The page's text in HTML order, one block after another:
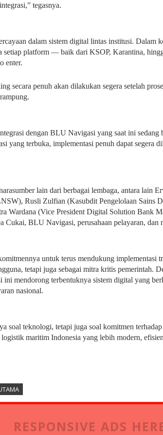
tegasnya.
dalam sistem digital lintas institusi. Dalam
setiap platform — baik dari KSOP, Karantina,
enter.
secara penuh akan dilakukan segera setelah
dengan BLU Navigasi yang saat ini sedang
yang terbuka, implementasi penuh dapat segera
lain dari berbagai lembaga, antara lain
Rusli Zulfian (Kasubdit Pengelolaan Sains
Wardana (Vice President Digital Solution Bank
BLU Navigasi, perusahaan pelayaran, dan
untuk terus mendukung implementasi
tetapi juga sebagai mitra kritis pemerintah.
ini mendorong terbentuknya sistem digital yang
nasional.
soal teknologi, tetapi juga soal komitmen
maritim Indonesia yang lebih modern,
RESPONSIVE ADS